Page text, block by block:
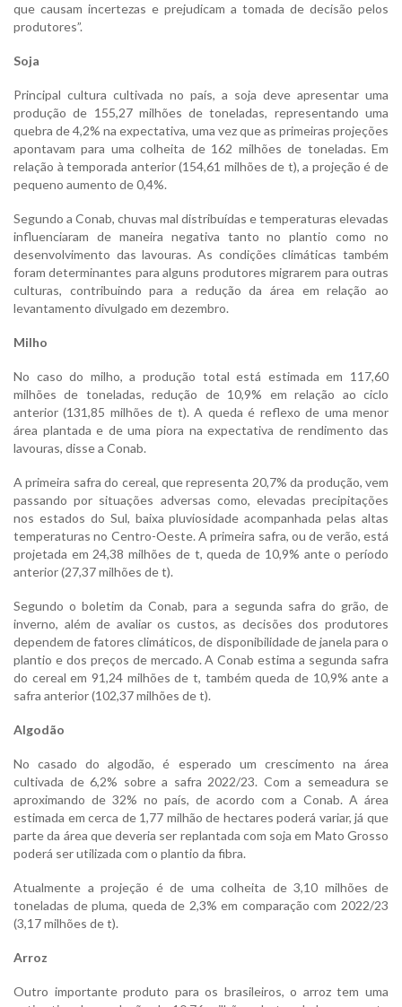
que causam incertezas e prejudicam a tomada de decisão pelos
produtores”.
Soja
Principal cultura cultivada no país, a soja deve apresentar uma
produção de 155,27 milhões de toneladas, representando uma
quebra de 4,2% na expectativa, uma vez que as primeiras projeções
apontavam para uma colheita de 162 milhões de toneladas. Em
relação à temporada anterior (154,61 milhões de t), a projeção é de
pequeno aumento de 0,4%.
Segundo a Conab, chuvas mal distribuídas e temperaturas elevadas
influenciaram de maneira negativa tanto no plantio como no
desenvolvimento das lavouras. As condições climáticas também
foram determinantes para alguns produtores migrarem para outras
culturas, contribuindo para a redução da área em relação ao
levantamento divulgado em dezembro.
Milho
No caso do milho, a produção total está estimada em 117,60
milhões de toneladas, redução de 10,9% em relação ao ciclo
anterior (131,85 milhões de t). A queda é reflexo de uma menor
área plantada e de uma piora na expectativa de rendimento das
lavouras, disse a Conab.
A primeira safra do cereal, que representa 20,7% da produção, vem
passando por situações adversas como, elevadas precipitações
nos estados do Sul, baixa pluviosidade acompanhada pelas altas
temperaturas no Centro-Oeste. A primeira safra, ou de verão, está
projetada em 24,38 milhões de t, queda de 10,9% ante o período
anterior (27,37 milhões de t).
Segundo o boletim da Conab, para a segunda safra do grão, de
inverno, além de avaliar os custos, as decisões dos produtores
dependem de fatores climáticos, de disponibilidade de janela para o
plantio e dos preços de mercado. A Conab estima a segunda safra
do cereal em 91,24 milhões de t, também queda de 10,9% ante a
safra anterior (102,37 milhões de t).
Algodão
No casado do algodão, é esperado um crescimento na área
cultivada de 6,2% sobre a safra 2022/23. Com a semeadura se
aproximando de 32% no país, de acordo com a Conab. A área
estimada em cerca de 1,77 milhão de hectares poderá variar, já que
parte da área que deveria ser replantada com soja em Mato Grosso
poderá ser utilizada com o plantio da fibra.
Atualmente a projeção é de uma colheita de 3,10 milhões de
toneladas de pluma, queda de 2,3% em comparação com 2022/23
(3,17 milhões de t).
Arroz
Outro importante produto para os brasileiros, o arroz tem uma